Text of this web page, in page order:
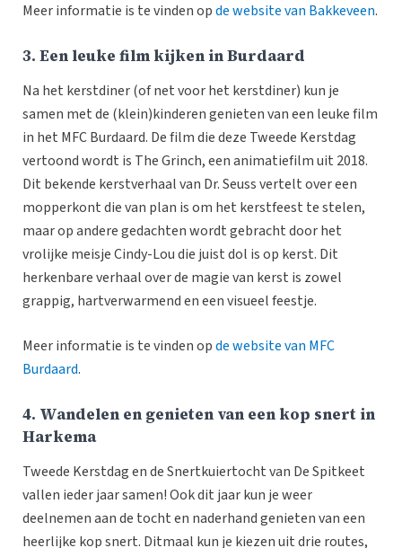
Meer informatie is te vinden opde website van Bakkeveen.
3. Een leuke film kijken in Burdaard
Na het kerstdiner (of net voor het kerstdiner) kun je
samen met de (klein)kinderen genieten van een leuke film
in het MFC Burdaard. De film die deze Tweede Kerstdag
vertoond wordt is The Grinch, een animatiefilm uit 2018.
Dit bekende kerstverhaal van Dr. Seuss vertelt over een
mopperkont die van plan is om het kerstfeest te stelen,
maar op andere gedachten wordt gebracht door het
vrolijke meisje Cindy-Lou die juist dol is op kerst. Dit
herkenbare verhaal over de magie van kerst is zowel
grappig, hartverwarmend en een visueel feestje.
Meer informatie is te vinden opde website van MFC
Burdaard.
4. Wandelen en genieten van een kop snert in
Harkema
Tweede Kerstdag en de Snertkuiertocht van De Spitkeet
vallen ieder jaar samen! Ook dit jaar kun je weer
deelnemen aan de tocht en naderhand genieten van een
heerlijke kop snert. Ditmaal kun je kiezen uit drie routes,